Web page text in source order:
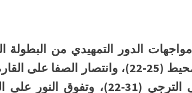
الدور التمهيدي من البطولة